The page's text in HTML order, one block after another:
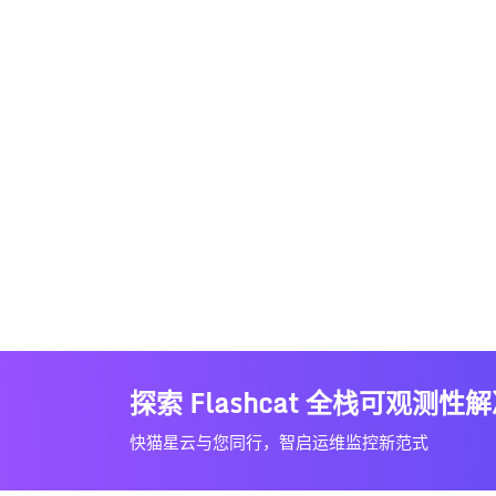
探索 Flashcat 全栈可观测性
快猫星云与您同行，智启运维监控新范式